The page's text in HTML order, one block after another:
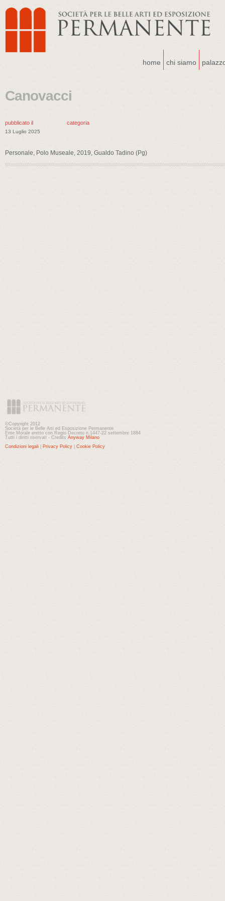
home chi siamo
Canovacci
pubblicato il
13 Luglio 2025
categoria
Personale, Polo Museale, 2019, Gualdo Tadino (Pg)
©Copyright 2012
Società per le Belle Arti ed Esposizione Permanente
Ente Morale eretto con Regio Decreto n.1447-22 settembre 1884
Tutti i diritti riservati - Credits Anyway Milano
Condizioni legali
Privacy Policy Cookie Policy